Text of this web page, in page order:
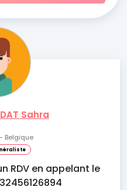
Sahra
Belgique
RDV en appelant le